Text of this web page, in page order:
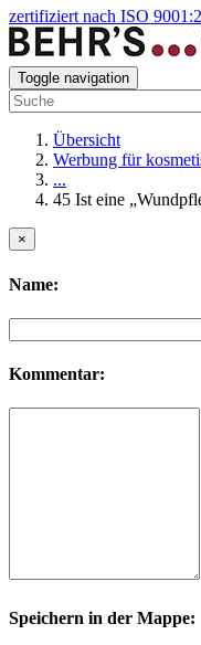
zertifiziert nach ISO
Toggle navigation
Übersicht
Werbung für
...
45 Ist eine
×
Name:
Kommentar:
Speichern in der Mappe: